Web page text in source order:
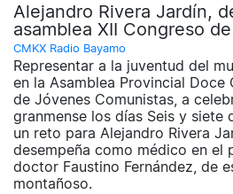
Alejandro Rivera Jardín,
asamblea XII Congreso
CMKX Radio Bayamo
Representar a la juventud del
en la Asamblea Provincial Doce
de Jóvenes Comunistas, a
granmense los días Seis y siete
un reto para Alejandro Rivera
desempeña como médico en el
doctor Faustino Fernández, de
montañoso.